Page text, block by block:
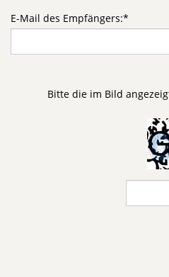
E-Mail des Empfängers:*
Bitte die im Bild